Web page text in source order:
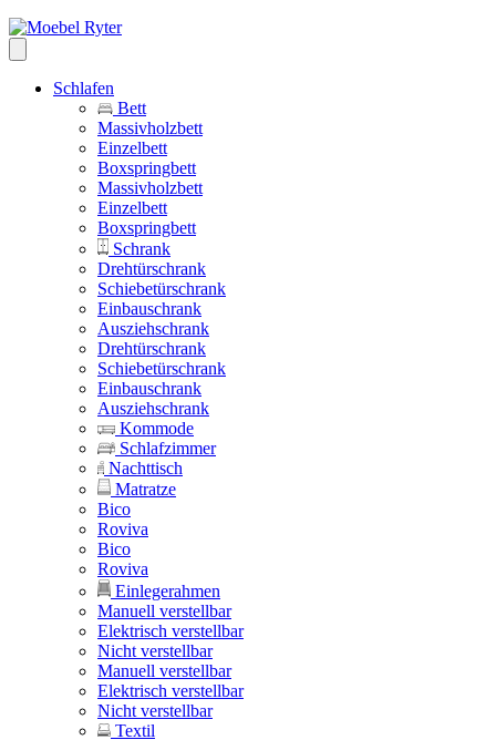
Schlafen
Bett
Massivholzbett
Einzelbett
Boxspringbett
Massivholzbett
Einzelbett
Boxspringbett
Schrank
Drehtürschrank
Schiebetürschrank
Einbauschrank
Ausziehschrank
Drehtürschrank
Schiebetürschrank
Einbauschrank
Ausziehschrank
Kommode
Schlafzimmer
Nachttisch
Matratze
Bico
Roviva
Bico
Roviva
Einlegerahmen
Manuell verstellbar
Elektrisch verstellbar
Nicht verstellbar
Manuell verstellbar
Elektrisch verstellbar
Nicht verstellbar
Textil